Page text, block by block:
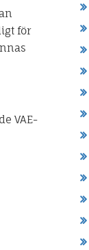
för
VAE-